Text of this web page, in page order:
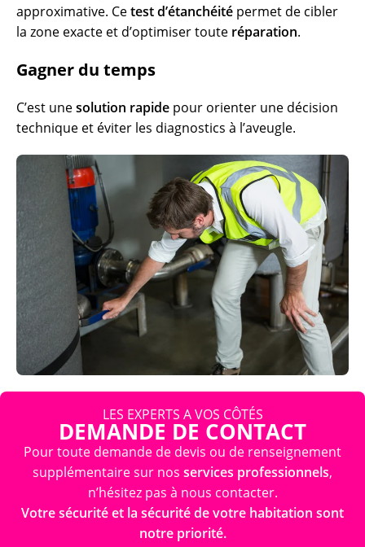
approximative. Cetest d’étanchéité permet de cibler
la zone exacte et d’optimiser toute réparation.
Gagner du temps
C’est unesolution rapide pour orienter une décision
technique et éviter les diagnostics à l’aveugle.
LES EXPERTS A VOS CÔTÉS
DEMANDE DE CONTACT
Pour toute demande de devis ou de renseignement
supplémentaire sur nos services professionnels,
n’hésitez pas à nous contacter.
Votre sécurité et la sécurité de votre habitation sont
notre priorité.